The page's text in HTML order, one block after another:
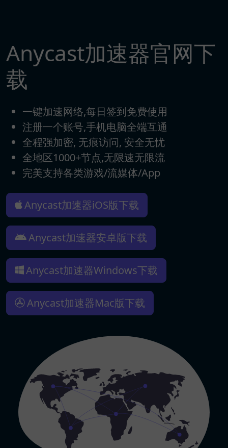
Anycast加速器官网下
载
一键加速网络,每日签到免费使用
注册一个账号,手机电脑全端互通
全程强加密, 无痕访问, 安全无忧
全地区1000+节点,无限速无限流
完美支持各类游戏/流媒体/App
Anycast加速器iOS版下载
Anycast加速器安卓版下载
Anycast加速器Windows下载
Anycast加速器Mac版下载